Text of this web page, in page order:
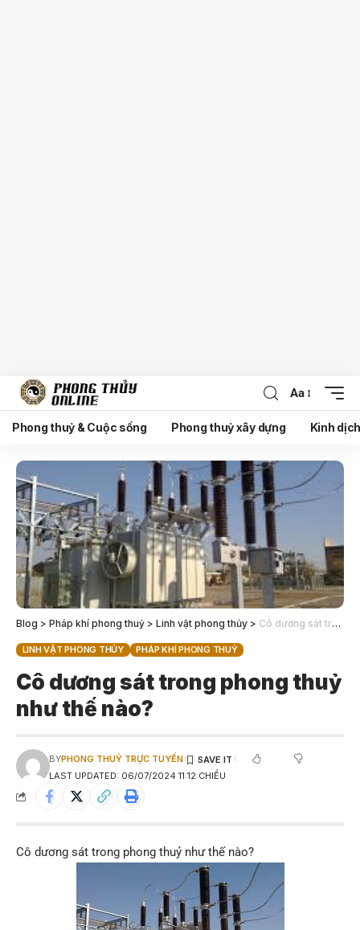
Aa
Phong thuỷ & Cuộc sống Phong thuỷ xây dựng Kinh
Blog > Pháp khí phong thuỷ > Linh vật phong thủy > Cô dương sát trong phong thuỷ như thế nào?
LINH VẬT PHONG THỦY PHÁP KHÍ PHONG THUỶ
Cô dương sát trong phong thuỷ
như thế nào?
LAST UPDATED: 06/07/2024 11:12 CHIỀU
BYPHONG THUỶ TRỰC TUYẾN
Cô dương sát trong phong thuỷ như thế nào?